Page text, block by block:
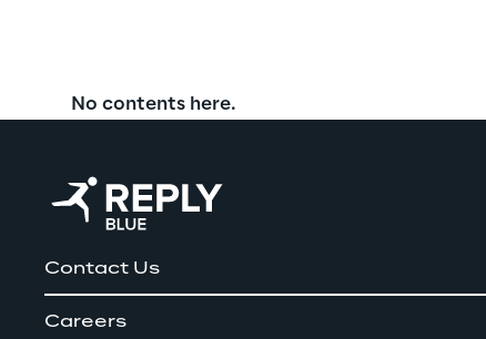
No contents here.
Contact Us
Careers